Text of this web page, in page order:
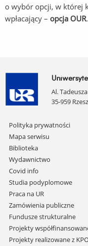
o wybór opcji, w której
wpłacający – opcja OUR.
Al.
35-959
Pomiń
nawigację
i
przejdź
do
treści
Polityka prywatności
Mapa serwisu
Biblioteka
Wydawnictwo
Covid info
Studia podyplomowe
Praca na UR
Zamówienia publiczne
Fundusze strukturalne
Projekty
Projekty realizowane z